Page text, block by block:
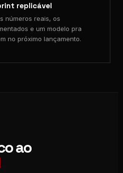
replicável
números reais, os
e um modelo pra
no próximo lançamento.
ao